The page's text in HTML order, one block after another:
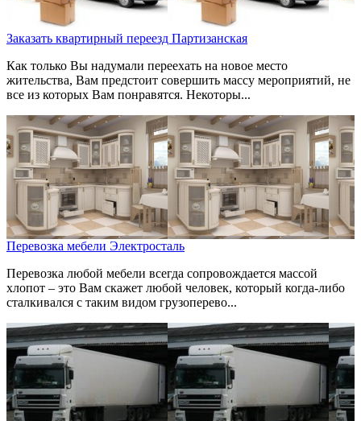
Заказать квартирный переезд Партизанская
Как только Вы надумали переехать на новое место
жительства, Вам предстоит совершить массу мероприятий, не
все из которых Вам понравятся. Некоторы...
Перевозка мебели Электросталь
Перевозка любой мебели всегда сопровождается массой
хлопот – это Вам скажет любой человек, который когда-либо
сталкивался с таким видом грузоперево...